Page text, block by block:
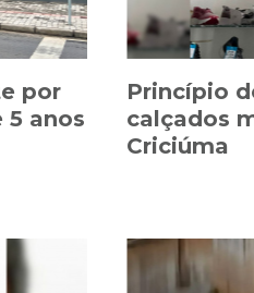
por
anos
Princípio
calçados
Criciúma